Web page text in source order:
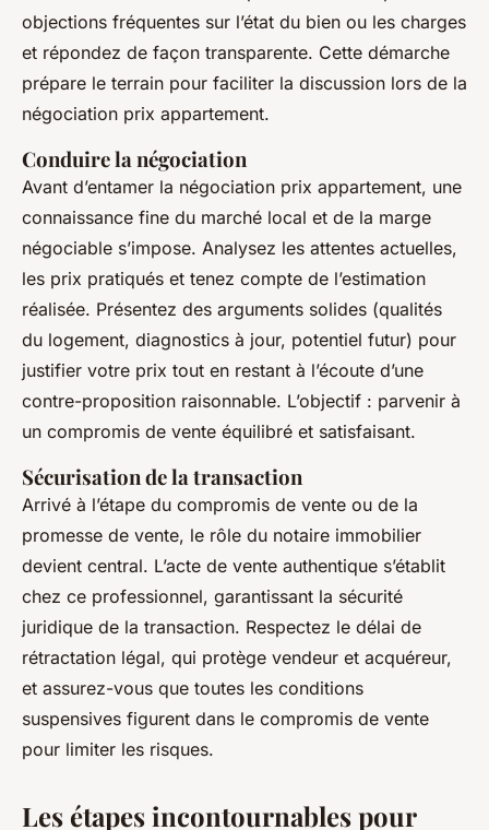
objections fréquentes sur l’état du bien ou les charges
et répondez de façon transparente. Cette démarche
prépare le terrain pour faciliter la discussion lors de la
négociation prix appartement.
Conduire la négociation
Avant d’entamer la négociation prix appartement, une
connaissance fine du marché local et de la marge
négociable s’impose. Analysez les attentes actuelles,
les prix pratiqués et tenez compte de l’estimation
réalisée. Présentez des arguments solides (qualités
du logement, diagnostics à jour, potentiel futur) pour
justifier votre prix tout en restant à l’écoute d’une
contre-proposition raisonnable. L’objectif : parvenir à
un compromis de vente équilibré et satisfaisant.
Sécurisation de la transaction
Arrivé à l’étape du compromis de vente ou de la
promesse de vente, le rôle du notaire immobilier
devient central. L’acte de vente authentique s’établit
chez ce professionnel, garantissant la sécurité
juridique de la transaction. Respectez le délai de
rétractation légal, qui protège vendeur et acquéreur,
et assurez-vous que toutes les conditions
suspensives figurent dans le compromis de vente
pour limiter les risques.
Les étapes incontournables pour